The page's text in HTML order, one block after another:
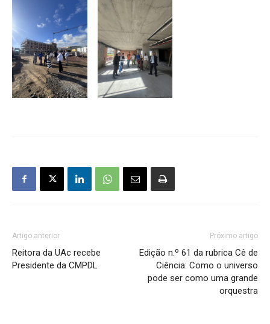
Artigo anterior
Reitora da UAc recebe
Presidente da CMPDL
Próximo artigo
Edição n.º 61 da rubrica Cê de
Ciência: Como o universo
pode ser como uma grande
orquestra